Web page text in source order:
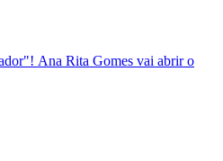
Ana Rita Gomes vai abrir o